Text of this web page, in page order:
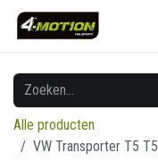
Overslaan naar inhoud
Alle producten
VW Transporter T5